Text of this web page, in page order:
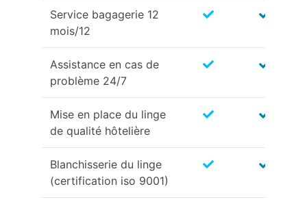
Service bagagerie 12
mois/12
Assistance en cas de
problème 24/7
Mise en place du linge
de qualité hôtelière
Blanchisserie du linge
(certification iso 9001)